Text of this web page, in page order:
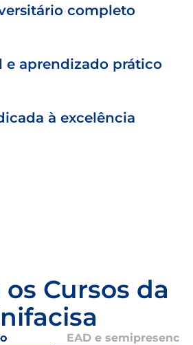
completo
e aprendizado prático
à excelência
Cursos da
EAD e semipresencial